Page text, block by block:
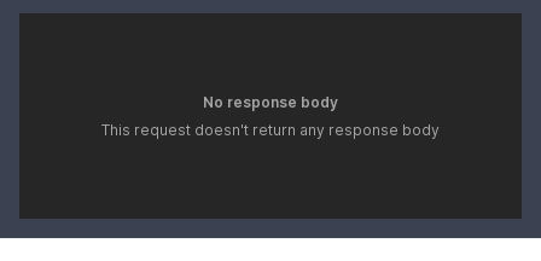
No response body
This request doesn't return any response body